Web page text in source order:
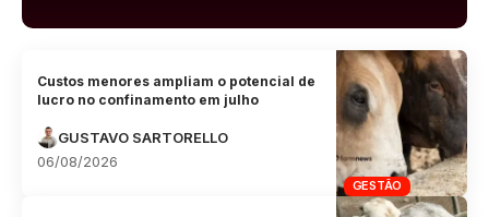
GESTÃO
Custos menores ampliam o potencial de
lucro no confinamento em julho
GUSTAVO SARTORELLO
06/08/2026